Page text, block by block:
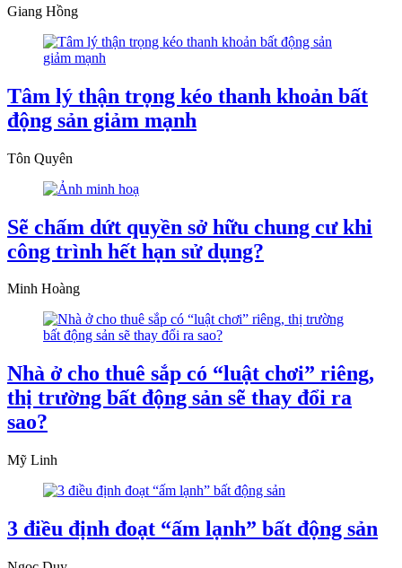
Giang Hồng
Tâm lý thận trọng kéo thanh khoản bất
động sản giảm mạnh
Tôn Quyên
Sẽ chấm dứt quyền sở hữu chung cư khi
công trình hết hạn sử dụng?
Minh Hoàng
Nhà ở cho thuê sắp có “luật chơi” riêng,
thị trường bất động sản sẽ thay đổi ra
sao?
Mỹ Linh
3 điều định đoạt “ấm lạnh” bất động sản